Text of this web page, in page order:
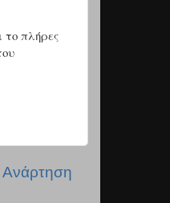
το πλήρες
Ανάρτηση